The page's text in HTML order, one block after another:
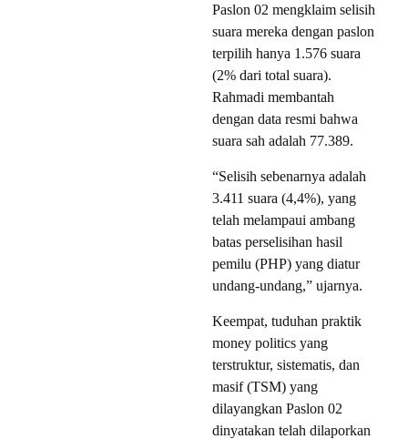
Paslon 02 mengklaim selisih
suara mereka dengan paslon
terpilih hanya 1.576 suara
(2% dari total suara).
Rahmadi membantah
dengan data resmi bahwa
suara sah adalah 77.389.
“Selisih sebenarnya adalah
3.411 suara (4,4%), yang
telah melampaui ambang
batas perselisihan hasil
pemilu (PHP) yang diatur
undang-undang,” ujarnya.
Keempat, tuduhan praktik
money politics yang
terstruktur, sistematis, dan
masif (TSM) yang
dilayangkan Paslon 02
dinyatakan telah dilaporkan